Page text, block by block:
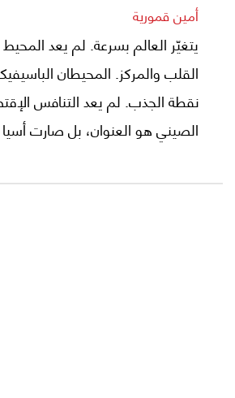
أمين قمورية
يتغيّر العالم بسرعة. لم يعد
القلب والمركز. المحيطان
نقطة الجذب. لم يعد التنافس
الصيني هو العنوان، بل صارت
العالم؟